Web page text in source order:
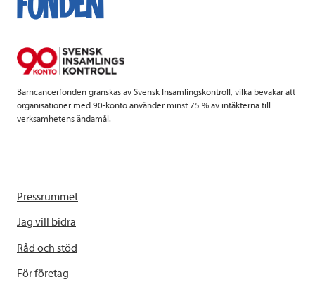
k
Barncancerfonden granskas av Svensk Insamlingskontroll, vilka bevakar att
organisationer med 90-konto använder minst 75 % av intäkterna till
verksamhetens ändamål.
Pressrummet
Jag vill bidra
Råd och stöd
För företag